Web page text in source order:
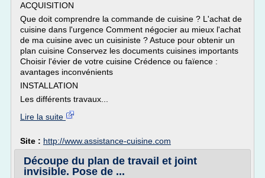
ACQUISITION
Que doit comprendre la commande de cuisine ? L'achat de
cuisine dans l'urgence Comment négocier au mieux l'achat
de ma cuisine avec un cuisiniste ? Astuce pour obtenir un
plan cuisine Conservez les documents cuisines importants
Choisir l'évier de votre cuisine Crédence ou faïence :
avantages inconvénients
INSTALLATION
Les différents travaux...
Lire la suite
Site : http://www.assistance-cuisine.com
Découpe du plan de travail et joint
invisible. Pose de ...